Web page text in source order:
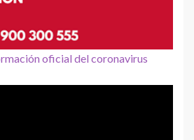
oficial del coronavirus